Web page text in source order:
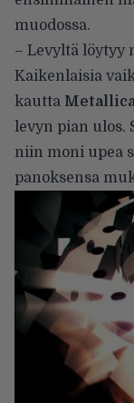
muodossa.
– Levyltä löytyy
Kaikenlaisia
kautta
levyn pian ulos.
niin moni upea
panoksensa